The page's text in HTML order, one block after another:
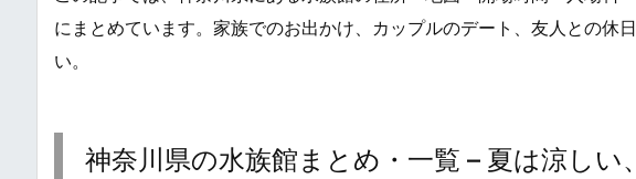
にまとめています。家族でのお出かけ、カップルのデート、友人との休
い。
神奈川県の水族館まとめ・一覧 – 夏は涼し